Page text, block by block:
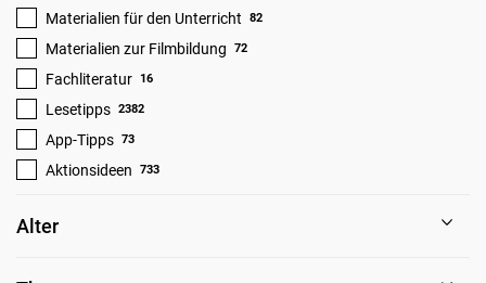
Lesetipps 2382
App-Tipps 73
Aktionsideen 733
Materialien für den Unterricht 82
Materialien zur Filmbildung 72
Fachliteratur 16
Alter